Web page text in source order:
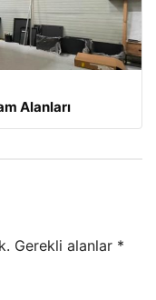
Alanları
Gerekli alanlar *